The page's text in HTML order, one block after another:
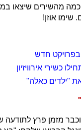
כמה מהשירים שיצאו
שימו אוזן!
בפרויקט חדש
כשירי אירוויזיון
"ילדים כאלה"
מזמן פרץ לתודעה